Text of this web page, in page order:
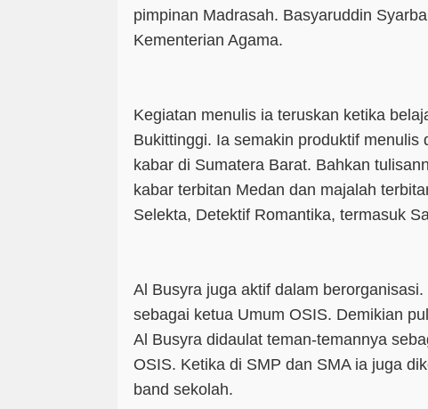
pimpinan Madrasah. Basyaruddin
Kementerian Agama.
Kegiatan menulis ia teruskan ketika
Bukittinggi. Ia semakin produktif menulis
kabar di Sumatera Barat. Bahkan
kabar terbitan Medan dan majalah
Selekta, Detektif Romantika, termasuk
Al Busyra juga aktif dalam
sebagai ketua Umum OSIS. Demikian
Al Busyra didaulat teman-temannya
OSIS. Ketika di SMP dan SMA ia juga
band sekolah.